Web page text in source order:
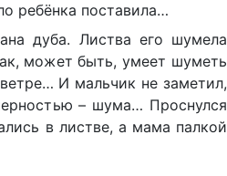
ребёнка поставила…
дуба. Листва его шумела
может быть, умеет шуметь
И мальчик не заметил,
– шума… Проснулся
в листве, а мама палкой